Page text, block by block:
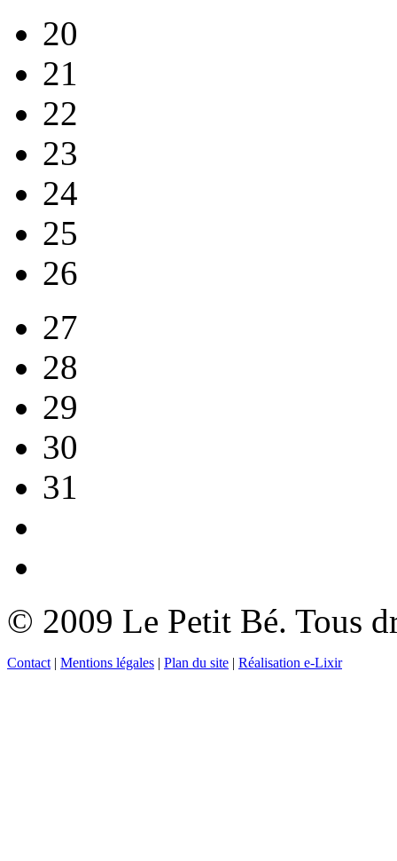
20
21
22
23
24
25
26
27
28
29
30
31
© 2009 Le Petit Bé. Tous
Contact | Mentions légales | Plan du site | Réalisation e-Lixir